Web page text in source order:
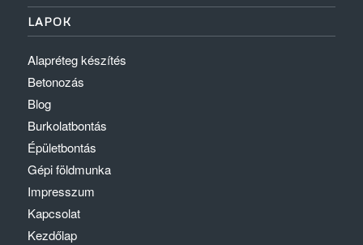
LAPOK
Alapréteg készítés
Betonozás
Blog
Burkolatbontás
Épületbontás
Gépi földmunka
Impresszum
Kapcsolat
Kezdőlap